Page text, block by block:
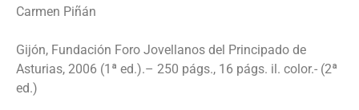
Carmen Piñán
Gijón, Fundación Foro Jovellanos del Principado de
Asturias, 2006 (1ª ed.).– 250 págs., 16 págs. il. color.- (2ª
ed.)